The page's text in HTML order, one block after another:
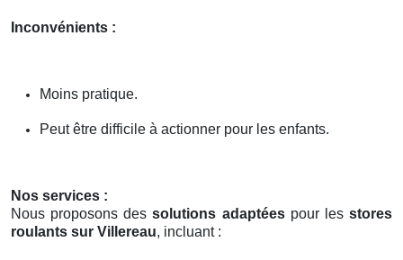
Inconvénients :
Moins pratique.
Peut être difficile à actionner pour les enfants.
Nos services :
Nous proposons dessolutions adaptéespour lesstores
roulants sur Villereau, incluant :